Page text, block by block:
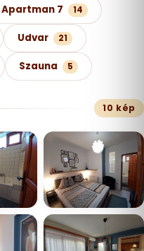
Apartman 7 14
Udvar 21
Szauna 5
10 kép